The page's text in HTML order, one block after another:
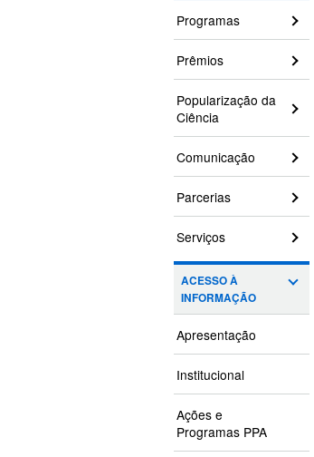
Programas
Prêmios
Popularização da
Ciência
Comunicação
Parcerias
Serviços
ACESSO À
INFORMAÇÃO
Apresentação
Institucional
Ações e
Programas PPA